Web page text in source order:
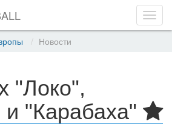
Новости
"Локо",
"Карабаха"